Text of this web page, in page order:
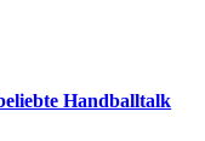
Hand­ball­talk